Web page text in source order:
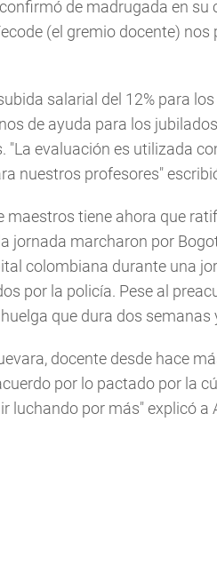
de madrugada en
(el gremio docente)
salarial del 12% para
de ayuda para los
"La evaluación es utilizada
nuestros profesores"
maestros tiene ahora que
jornada marcharon por
colombiana durante una
por la policía. Pese al
que dura dos
docente desde hace
por lo pactado por la
luchando por más" explicó a